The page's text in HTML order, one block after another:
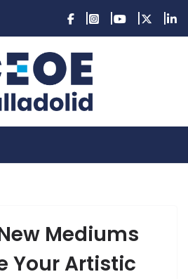
Mediums
Your Artistic